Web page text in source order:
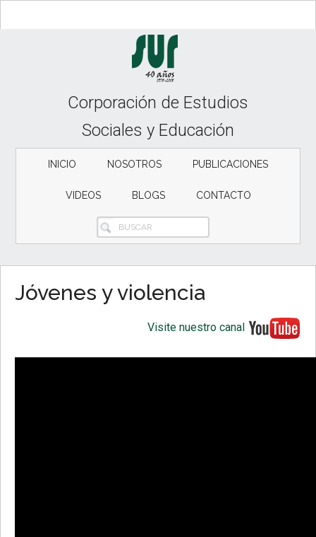
to
to
Corporación de Estudios
Sociales y Educación
INICIO NOSOTROS PUBLICACIONES
VIDEOS BLOGS CONTACTO
BUSCAR
Jóvenes y violencia
Visite nuestro canal